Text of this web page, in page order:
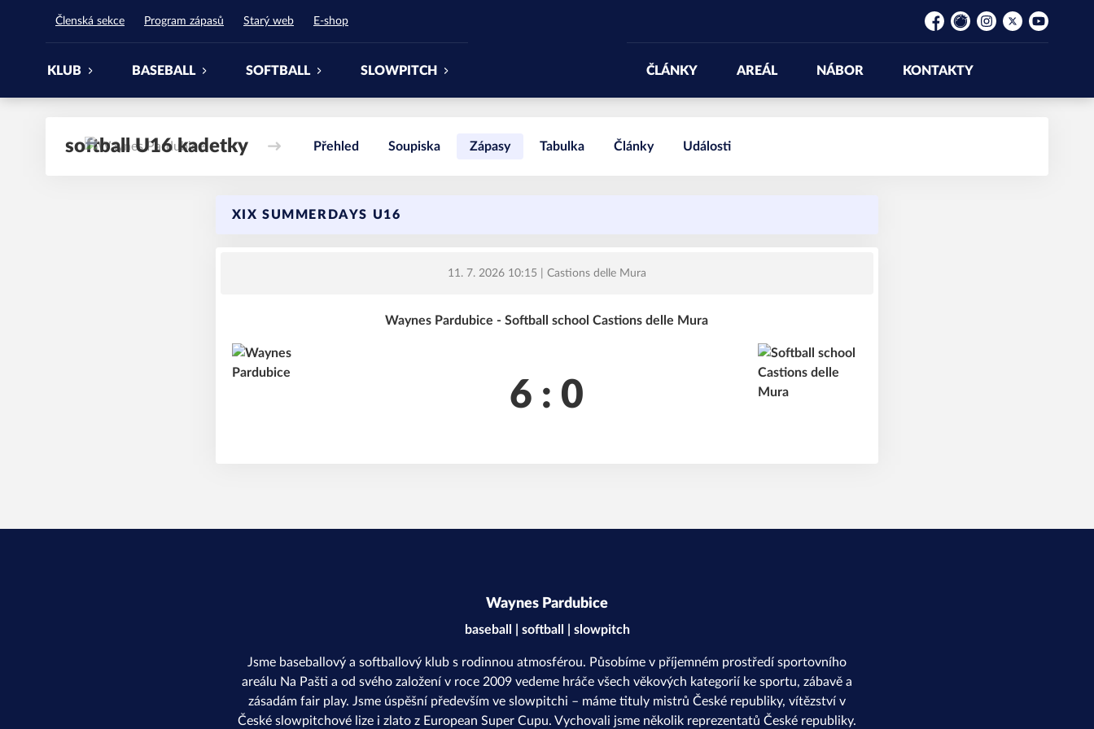
Členská sekce Program zápasů Starý web E-shop
Facebook
Rajče InstagramPlatform X
YouTube
KLUB BASEBALL SOFTBALL SLOWPITCH ČLÁNKY AREÁL NÁBOR KONTAKTY
softball U16 kadetky Přehled Soupiska Zápasy Tabulka Články Události
XIX SUMMERDAYS U16
11. 7. 2026 10:15 | Castions delle Mura
Waynes Pardubice - Softball school Castions delle Mura
6 : 0
Waynes Pardubice
baseball | softball | slowpitch
Jsme baseballový a softballový klub s rodinnou atmosférou. Působíme v příjemném prostředí sportovního
areálu Na Pašti a od svého založení v roce 2009 vedeme hráče všech věkových kategorií ke sportu, zábavě a
zásadám fair play. Jsme úspěšní především ve slowpitchi – máme tituly mistrů České republiky, vítězství v
České slowpitchové lize i zlato z European Super Cupu. Vychovali jsme několik reprezentatů České republiky.